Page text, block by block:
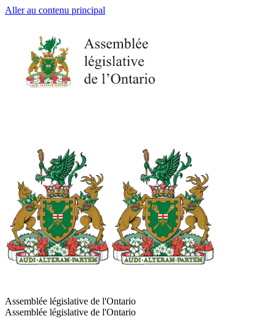
Aller au contenu principal
Assemblée législative de l'Ontario
Assemblée législative de l'Ontario